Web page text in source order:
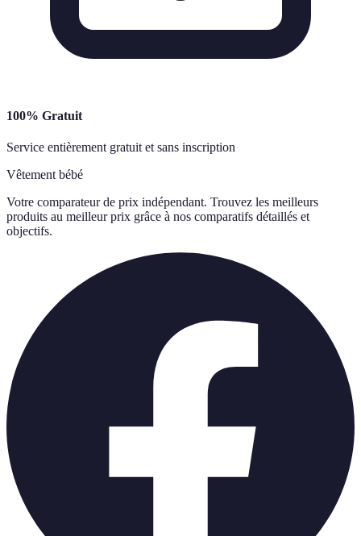
100% Gratuit
Service entièrement gratuit et sans inscription
Vêtement bébé
Votre comparateur de prix indépendant. Trouvez les meilleurs
produits au meilleur prix grâce à nos comparatifs détaillés et
objectifs.